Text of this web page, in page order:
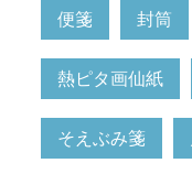
便箋 封筒
熱ピタ画仙紙
そえぶみ箋